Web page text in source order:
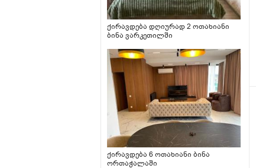
ქირავდება დღიურად 2 ოთახიანი
ბინა ვარკეთილში
ქირავდება 6 ოთახიანი ბინა
ორთაჭალაში